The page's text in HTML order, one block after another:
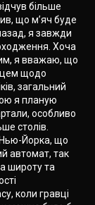
більше
що м’яч буде
я завжди
Хоча
я вважаю, що
щодо
загальний
я планую
особливо
столів.
Нью-Йорка, що
автомат, так
широту та
коли гравці